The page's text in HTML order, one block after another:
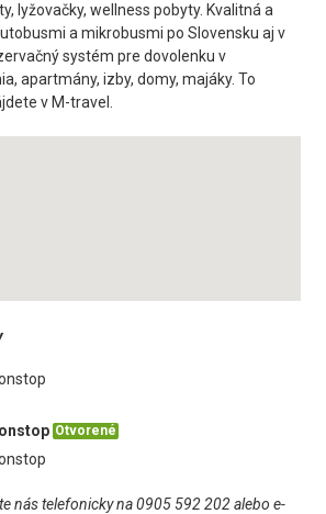
lyžovačky, wellness pobyty. Kvalitná a
a mikrobusmi po Slovensku aj v
systém pre dovolenku v
apartmány, izby, domy, majáky. To
v M-travel.
Otvorené
nás telefonicky na 0905 592 202 alebo e-